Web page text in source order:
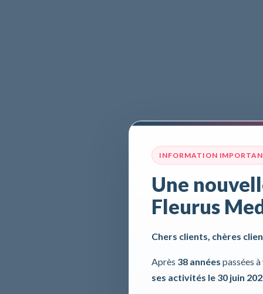
INFORMATION
Une
Fleurus
Chers clients, chères
Après 38 années passées
ses activités le 30 juin